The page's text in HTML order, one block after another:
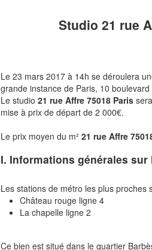
Studio 21 rue
Le 23 mars 2017 à 14h se déroulera
grande instance de Paris, 10
Le studio 21 rue Affre 75018 Paris
mise à prix de départ de 2 000€.
Le prix moyen du m² 21 rue Affre
I. Informations générales
Les stations de métro les plus proches
Château rouge ligne 4
La chapelle ligne 2
Ce bien est situé dans le quartier